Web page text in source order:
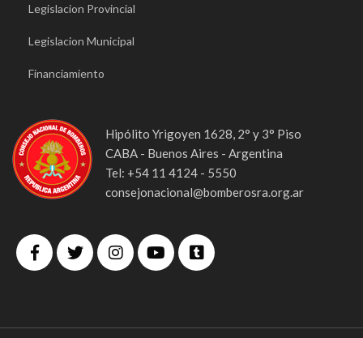
Legislacion Provincial
Legislacion Municipal
Financiamiento
Hipólito Yrigoyen 1628, 2° y 3° Piso
CABA - Buenos Aires - Argentina
Tel: +54 11 4124 - 5550
consejonacional@bomberosra.org.ar